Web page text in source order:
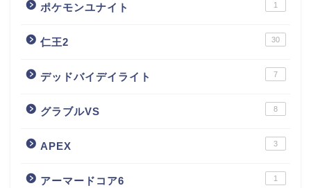
ポケモンユナイト 1
仁王2 30
デッドバイデイライト 7
グラブルVS 8
APEX 3
アーマードコア6 1